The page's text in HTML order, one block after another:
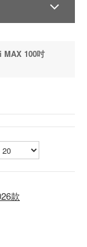
MAX 100吋
款